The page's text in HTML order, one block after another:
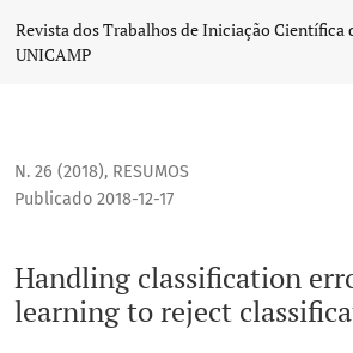
Handling classification errors by
Revista dos Trabalhos de Iniciação Científica
UNICAMP
N. 26 (2018), RESUMOS
Handling classification
learning to reject
Publicado 2018-12-17